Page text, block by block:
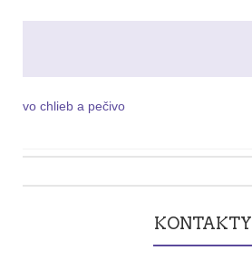
vo chlieb a pečivo
navigation
KONTAKTY